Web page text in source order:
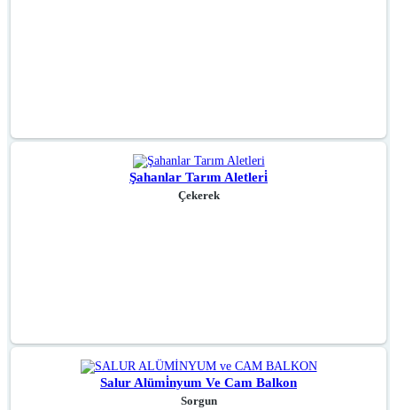
Şahanlar Tarım Aletleri̇
Çekerek
Salur Alümi̇nyum Ve Cam Balkon
Sorgun